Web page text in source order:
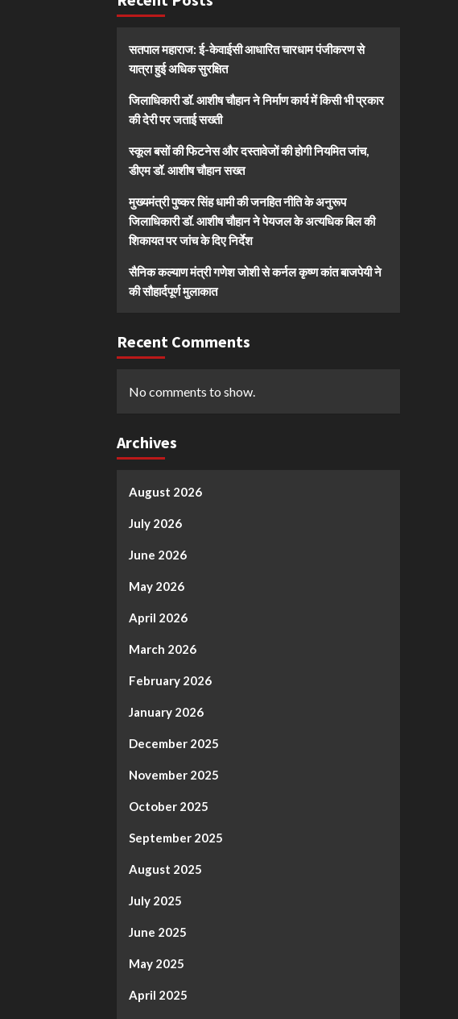
सतपाल महाराज: ई-केवाईसी आधारित चारधाम पंजीकरण से
यात्रा हुई अधिक सुरक्षित
जिलाधिकारी डॉ. आशीष चौहान ने निर्माण कार्य में किसी भी प्रकार
की देरी पर जताई सख्ती
स्कूल बसों की फिटनेस और दस्तावेजों की होगी नियमित जांच,
डीएम डॉ. आशीष चौहान सख्त
मुख्यमंत्री पुष्कर सिंह धामी की जनहित नीति के अनुरूप
जिलाधिकारी डॉ. आशीष चौहान ने पेयजल के अत्यधिक बिल की
शिकायत पर जांच के दिए निर्देश
सैनिक कल्याण मंत्री गणेश जोशी से कर्नल कृष्ण कांत बाजपेयी ने
की सौहार्दपूर्ण मुलाकात
Recent Comments
No comments to show.
Archives
August 2026
July 2026
June 2026
May 2026
April 2026
March 2026
February 2026
January 2026
December 2025
November 2025
October 2025
September 2025
August 2025
July 2025
June 2025
May 2025
April 2025